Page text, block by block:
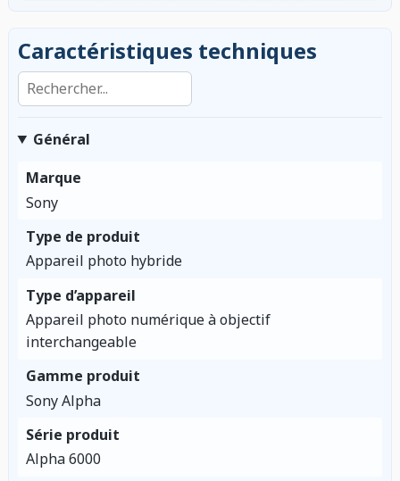
Caractéristiques techniques
Rechercher dans les caractéristiques
Général
Marque
Sony
Type de produit
Appareil photo hybride
Type d’appareil
Appareil photo numérique à objectif
interchangeable
Gamme produit
Sony Alpha
Série produit
Alpha 6000